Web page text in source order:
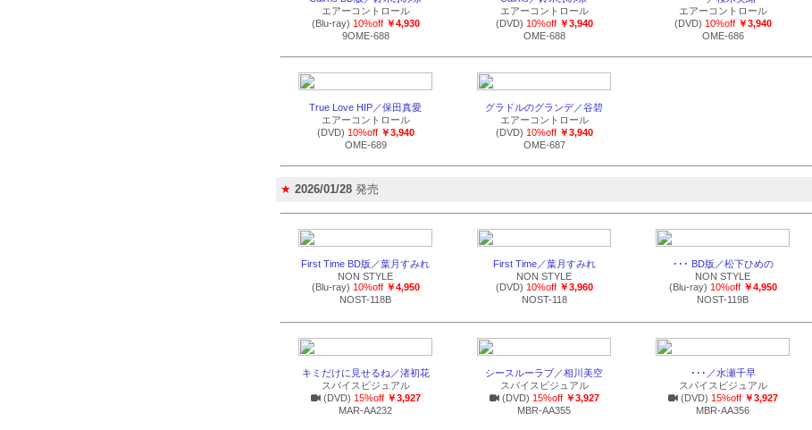
エアーコントロール
(Blu-ray) 10%off ￥4,930
9OME-688
エアーコントロール
(DVD) 10%off ￥3,940
OME-688
エアーコントロール
(DVD) 10%off ￥3,940
OME-686
True Love HIP／保田真愛
エアーコントロール
(DVD) 10%off ￥3,940
OME-689
グラドルのグランデ／谷碧
エアーコントロール
(DVD) 10%off ￥3,940
OME-687
★ 2026/01/28 発売
First Time BD版／葉月すみれ
NON STYLE
(Blu-ray) 10%off ￥4,950
NOST-118B
First Time／葉月すみれ
NON STYLE
(DVD) 10%off ￥3,960
NOST-118
･･･ BD版／松下ひめの
NON STYLE
(Blu-ray) 10%off ￥4,950
NOST-119B
キミだけに見せるね／渚初花
スパイスビジュアル
(DVD) 15%off ￥3,927
MAR-AA232
シースルーラブ／相川美空
スパイスビジュアル
(DVD) 15%off ￥3,927
MBR-AA355
･･･／水瀬千早
スパイスビジュアル
(DVD) 15%off ￥3,927
MBR-AA356